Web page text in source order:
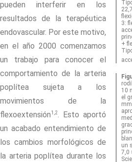
3:
+
10
el
un
7,0
pueden interferir en los
resultados de la terapéutica
endovascular. Por este motivo,
en el año 2000 comenzamos
un trabajo para conocer el
comportamiento de la arteria
poplítea sujeta a los
movimientos de la
flexoextensión1,2. Esto aportó
un acabado entendimiento de
los cambios morfológicos de
la arteria poplítea durante los